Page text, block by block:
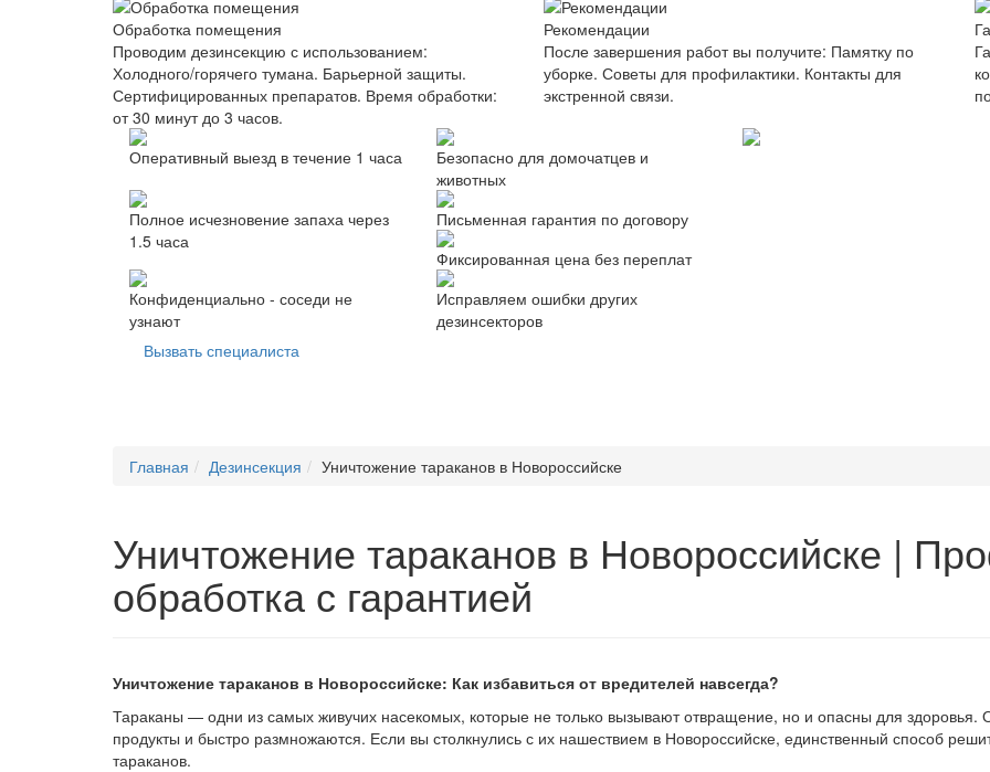
Обработка помещения
Проводим дезинсекцию с использованием:
Холодного/горячего тумана. Барьерной защиты.
Сертифицированных препаратов. Время обработки:
от 30 минут до 3 часов.
Рекомендации
После завершения работ вы получите: Памятку по
уборке. Советы для профилактики. Контакты для
экстренной связи.
Оперативный выезд в течение 1 часа
Безопасно для домочатцев и
животных
Полное исчезновение запаха через
1.5 часа
Письменная гарантия по договору
Фиксированная цена без переплат
Конфиденциально - соседи не
узнают
Исправляем ошибки других
дезинсекторов
Вызвать специалиста
Главная Дезинсекция Уничтожение тараканов в Новороссийске
Уничтожение тараканов в Новороссийске |
обработка с гарантией
Уничтожение тараканов в Новороссийске: Как избавиться от вредителей навсегда?
Тараканы — одни из самых живучих насекомых, которые не только вызывают отвращение, но и опасны для
продукты и быстро размножаются. Если вы столкнулись с их нашествием в Новороссийске, единственный способ
тараканов.